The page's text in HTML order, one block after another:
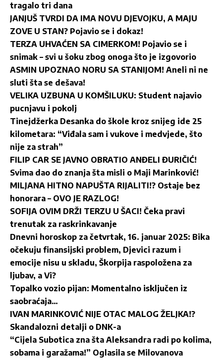
tragalo tri dana
JANJUŠ TVRDI DA IMA NOVU DJEVOJKU, A MAJU
ZOVE U STAN? Pojavio se i dokaz!
TERZA UHVAĆEN SA CIMERKOM! Pojavio se i
snimak – svi u šoku zbog onoga što je izgovorio
ASMIN UPOZNAO NORU SA STANIJOM! Aneli ni ne
sluti šta se dešava!
VELIKA UZBUNA U KOMŠILUKU: Student najavio
pucnjavu i pokolj
Tinejdžerka Desanka do škole kroz snijeg ide 25
kilometara: “Viđala sam i vukove i medvjede, što
nije za strah”
FILIP CAR SE JAVNO OBRATIO ANĐELI ĐURIČIĆ!
Svima dao do znanja šta misli o Maji Marinković!
MILJANA HITNO NAPUŠTA RIJALITI!? Ostaje bez
honorara – OVO JE RAZLOG!
SOFIJA OVIM DRŽI TERZU U ŠACI! Čeka pravi
trenutak za raskrinkavanje
Dnevni horoskop za četvrtak, 16. januar 2025: Bika
očekuju finansijski problem, Djevici razum i
emocije nisu u skladu, Škorpija raspoložena za
ljubav, a Vi?
Topalko vozio pijan: Momentalno isključen iz
saobraćaja…
IVAN MARINKOVIĆ NIJE OTAC MALOG ŽELJKA!?
Skandalozni detalji o DNK-a
“Cijela Subotica zna šta Aleksandra radi po kolima,
sobama i garažama!” Oglasila se Milovanova